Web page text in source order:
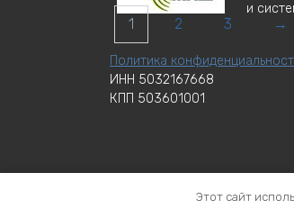
1 2 3 →
и
Политика
ИНН 5032167668
КПП 503601001
Торговая марка ВЕНТМАШ с
Этот сайт